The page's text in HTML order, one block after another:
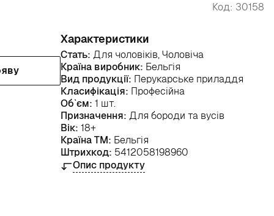
Код: 30158
Характеристики
Стать: Для чоловіків, Чоловіча
Країна виробник: Бельгія
Вид продукції: Перукарське приладдя
Класифікація: Професійна
Об`єм: 1 шт.
Призначення: Для бороди та вусів
Вік: 18+
Країна ТМ: Бельгія
Штрихкод: 5412058198960
Опис продукту